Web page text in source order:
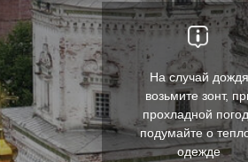
На случай дождя
возьмите зонт,
прохладной
подумайте о
одежде